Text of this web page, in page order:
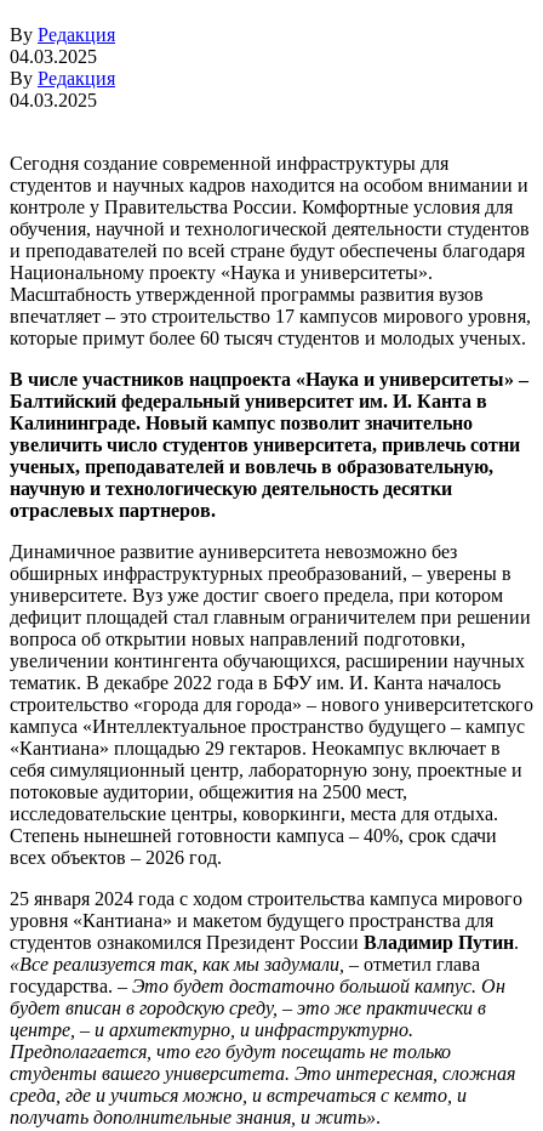
By Редакция
04.03.2025
By Редакция
04.03.2025
Сегодня создание современной инфраструктуры для
студентов и научных кадров находится на особом внимании и
контроле у Правительства России. Комфортные условия для
обучения, научной и технологической деятельности студентов
и преподавателей по всей стране будут обеспечены благодаря
Национальному проекту «Наука и университеты».
Масштабность утвержденной программы развития вузов
впечатляет – это строительство 17 кампусов мирового уровня,
которые примут более 60 тысяч студентов и молодых ученых.
В числе участников нацпроекта «Наука и университеты» –
Балтийский федеральный университет им. И. Канта в
Калининграде. Новый кампус позволит значительно
увеличить число студентов университета, привлечь сотни
ученых, преподавателей и вовлечь в образовательную,
научную и технологическую деятельность десятки
отраслевых партнеров.
Динамичное развитие aуниверситета невозможно без
обширных инфраструктурных преобразований, – уверены в
университете. Вуз уже достиг своего предела, при котором
дефицит площадей стал главным ограничителем при решении
вопроса об открытии новых направлений подготовки,
увеличении контингента обучающихся, расширении научных
тематик. В декабре 2022 года в БФУ им. И. Канта началось
строительство «города для города» – нового университетского
кампуса «Интеллектуальное пространство будущего – кампус
«Кантиана» площадью 29 гектаров. Неокампус включает в
себя симуляционный центр, лабораторную зону, проектные и
потоковые аудитории, общежития на 2500 мест,
исследовательские центры, коворкинги, места для отдыха.
Степень нынешней готовности кампуса – 40%, срок сдачи
всех объектов – 2026 год.
25 января 2024 года с ходом строительства кампуса мирового
уровня «Кантиана» и макетом будущего пространства для
студентов ознакомился Президент России Владимир Путин.
«Все реализуется так, как мы задумали, – отметил глава
государства. – Это будет достаточно большой кампус. Он
будет вписан в городскую среду, – это же практически в
центре, – и архитектурно, и инфраструктурно.
Предполагается, что его будут посещать не только
студенты вашего университета. Это интересная, сложная
среда, где и учиться можно, и встречаться с кем­то, и
получать дополнительные знания, и жить».